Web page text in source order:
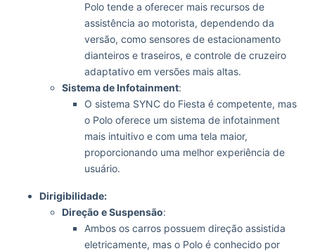
Polo tende a oferecer mais recursos de
assistência ao motorista, dependendo da
versão, como sensores de estacionamento
dianteiros e traseiros, e controle de cruzeiro
adaptativo em versões mais altas.
Sistema de Infotainment:
O sistema SYNC do Fiesta é competente, mas
o Polo oferece um sistema de infotainment
mais intuitivo e com uma tela maior,
proporcionando uma melhor experiência de
usuário.
Dirigibilidade:
Direção e Suspensão:
Ambos os carros possuem direção assistida
eletricamente, mas o Polo é conhecido por